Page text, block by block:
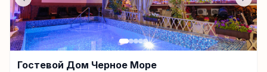
Гостевой Дом Черное Море